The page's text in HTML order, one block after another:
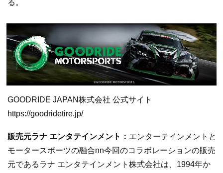
る。
GOODRIDE JAPAN株式会社 公式サイト
https://goodridetire.jp/
販売元ラナ エンタテインメント： エンターテインメントと
モータースポーツの融合nn今回のコラボレーションの販売
元であるラナ エンタテインメント株式会社は、1994年か